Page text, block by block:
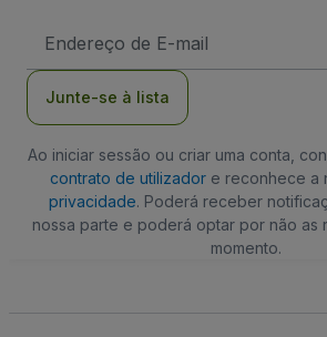
de
Junte-se à lista
Ao iniciar sessão ou criar uma conta,
contrato de utilizadore reconhece a
privacidade. Poderá receber
nossa parte e poderá optar por não as
momento.